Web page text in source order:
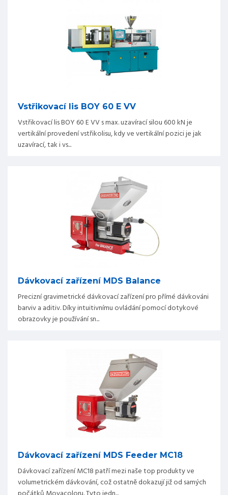
Vstřikovací lis BOY 60 E VV
Vstřikovací lis BOY 60 E VV s max. uzavírací silou 600 kN je
vertikální provedení vstřikolisu, kdy ve vertikální pozici je jak
uzavírací, tak i vs...
Dávkovací zařízení MDS Balance
Precizní gravimetrické dávkovací zařízení pro přímé dávkováni
barviv a aditiv. Díky intuitivnímu ovládání pomocí dotykové
obrazovky je používání sn...
Dávkovací zařízení MDS Feeder MC18
Dávkovací zařízení MC18 patří mezi naše top produkty ve
volumetrickém dávkování, což ostatně dokazují již od samých